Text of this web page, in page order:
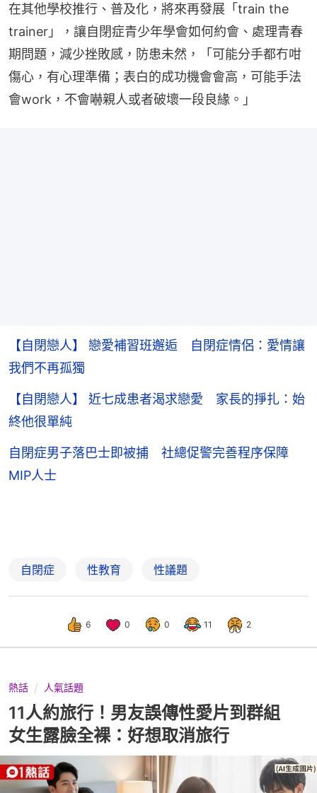
在其他學校推行、普及化，將來再發展「train the
trainer」，讓自閉症青少年學會如何約會、處理青春
期問題，減少挫敗感，防患未然，「可能分手都冇咁
傷心，有心理準備；表白的成功機會會高，可能手法
會work，不會嚇親人或者破壞一段良緣。」
【自閉戀人】 戀愛補習班邂逅 自閉症情侶：愛情讓
我們不再孤獨
【自閉戀人】 近七成患者渴求戀愛 家長的掙扎：始
終他很單純
自閉症男子落巴士即被捕 社總促警完善程序保障
MIP人士
自閉症 性教育 性議題
6 0 0 11 2
熱話 人氣話題
11人約旅行！男友誤傳性愛片到群組
女生露臉全裸：好想取消旅行